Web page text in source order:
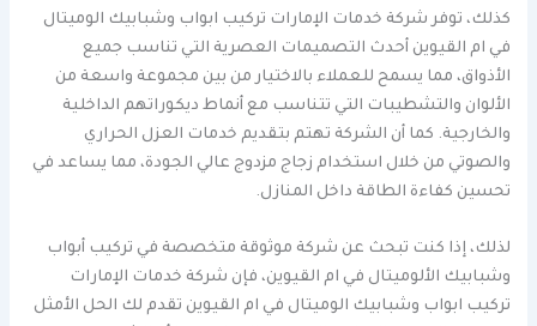
كذلك، توفر شركة خدمات الإمارات تركيب ابواب وشبابيك الوميتال
في ام القيوين أحدث التصميمات العصرية التي تناسب جميع
الأذواق، مما يسمح للعملاء بالاختيار من بين مجموعة واسعة من
الألوان والتشطيبات التي تتناسب مع أنماط ديكوراتهم الداخلية
والخارجية. كما أن الشركة تهتم بتقديم خدمات العزل الحراري
والصوتي من خلال استخدام زجاج مزدوج عالي الجودة، مما يساعد في
تحسين كفاءة الطاقة داخل المنازل.
لذلك، إذا كنت تبحث عن شركة موثوقة متخصصة في تركيب أبواب
وشبابيك الألوميتال في ام القيوين، فإن شركة خدمات الإمارات
تركيب ابواب وشبابيك الوميتال في ام القيوين تقدم لك الحل الأمثل